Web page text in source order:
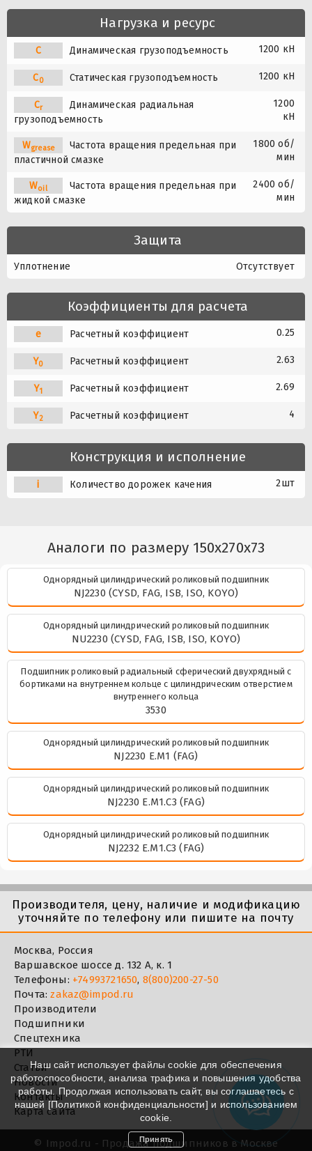
Нагрузка и ресурс
C Динамическая грузоподъемность 1200 кН
C0 Статическая грузоподъемность 1200 кН
Cr
Динамическая радиальная
грузоподъемность
1200
кН
Wgrease
Частота вращения предельная при
пластичной смазке
1800 об/
мин
Woil
Частота вращения предельная при
жидкой смазке
2400 об/
мин
Защита
Уплотнение Отсутствует
Коэффициенты для расчета
e Расчетный коэффициент 0.25
Y0 Расчетный коэффициент 2.63
Y1 Расчетный коэффициент 2.69
Y2 Расчетный коэффициент 4
Конструкция и исполнение
i Количество дорожек качения 2шт
Аналоги по размеру 150x270x73
Однорядный цилиндрический роликовый подшипник
NJ2230 (CYSD, FAG, ISB, ISO, KOYO)
Однорядный цилиндрический роликовый подшипник
NU2230 (CYSD, FAG, ISB, ISO, KOYO)
Подшипник роликовый радиальный сферический двухрядный с
бортиками на внутреннем кольце с цилиндрическим отверстием
внутреннего кольца
3530
Однорядный цилиндрический роликовый подшипник
NJ2230 E.M1 (FAG)
Однорядный цилиндрический роликовый подшипник
NJ2230 E.M1.C3 (FAG)
Однорядный цилиндрический роликовый подшипник
NJ2232 E.M1.C3 (FAG)
Производителя, цену, наличие и модификацию
уточняйте по телефону или пишите на почту
Москва, Россия
Варшавское шоссе д. 132 А, к. 1
Телефоны: +74993721650, 8(800)200-27-50
Почта:zakaz@impod.ru
Производители
Подшипники
Спецтехника
РТИ
Статьи
Новости
Контакты
Карта сайта
© Impod.ru - Продажа подшипников в Москве
Наш сайт использует файлы cookie для обеспечения
работоспособности, анализа трафика и повышения удобства
работы. Продолжая использовать сайт, вы соглашаетесь с
нашей [Политикой конфиденциальности] и использованием
cookie.
Принять